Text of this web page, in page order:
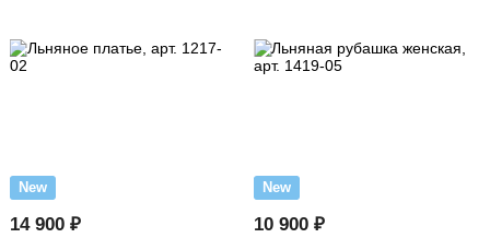
New
14 900 ₽
New
10 900 ₽